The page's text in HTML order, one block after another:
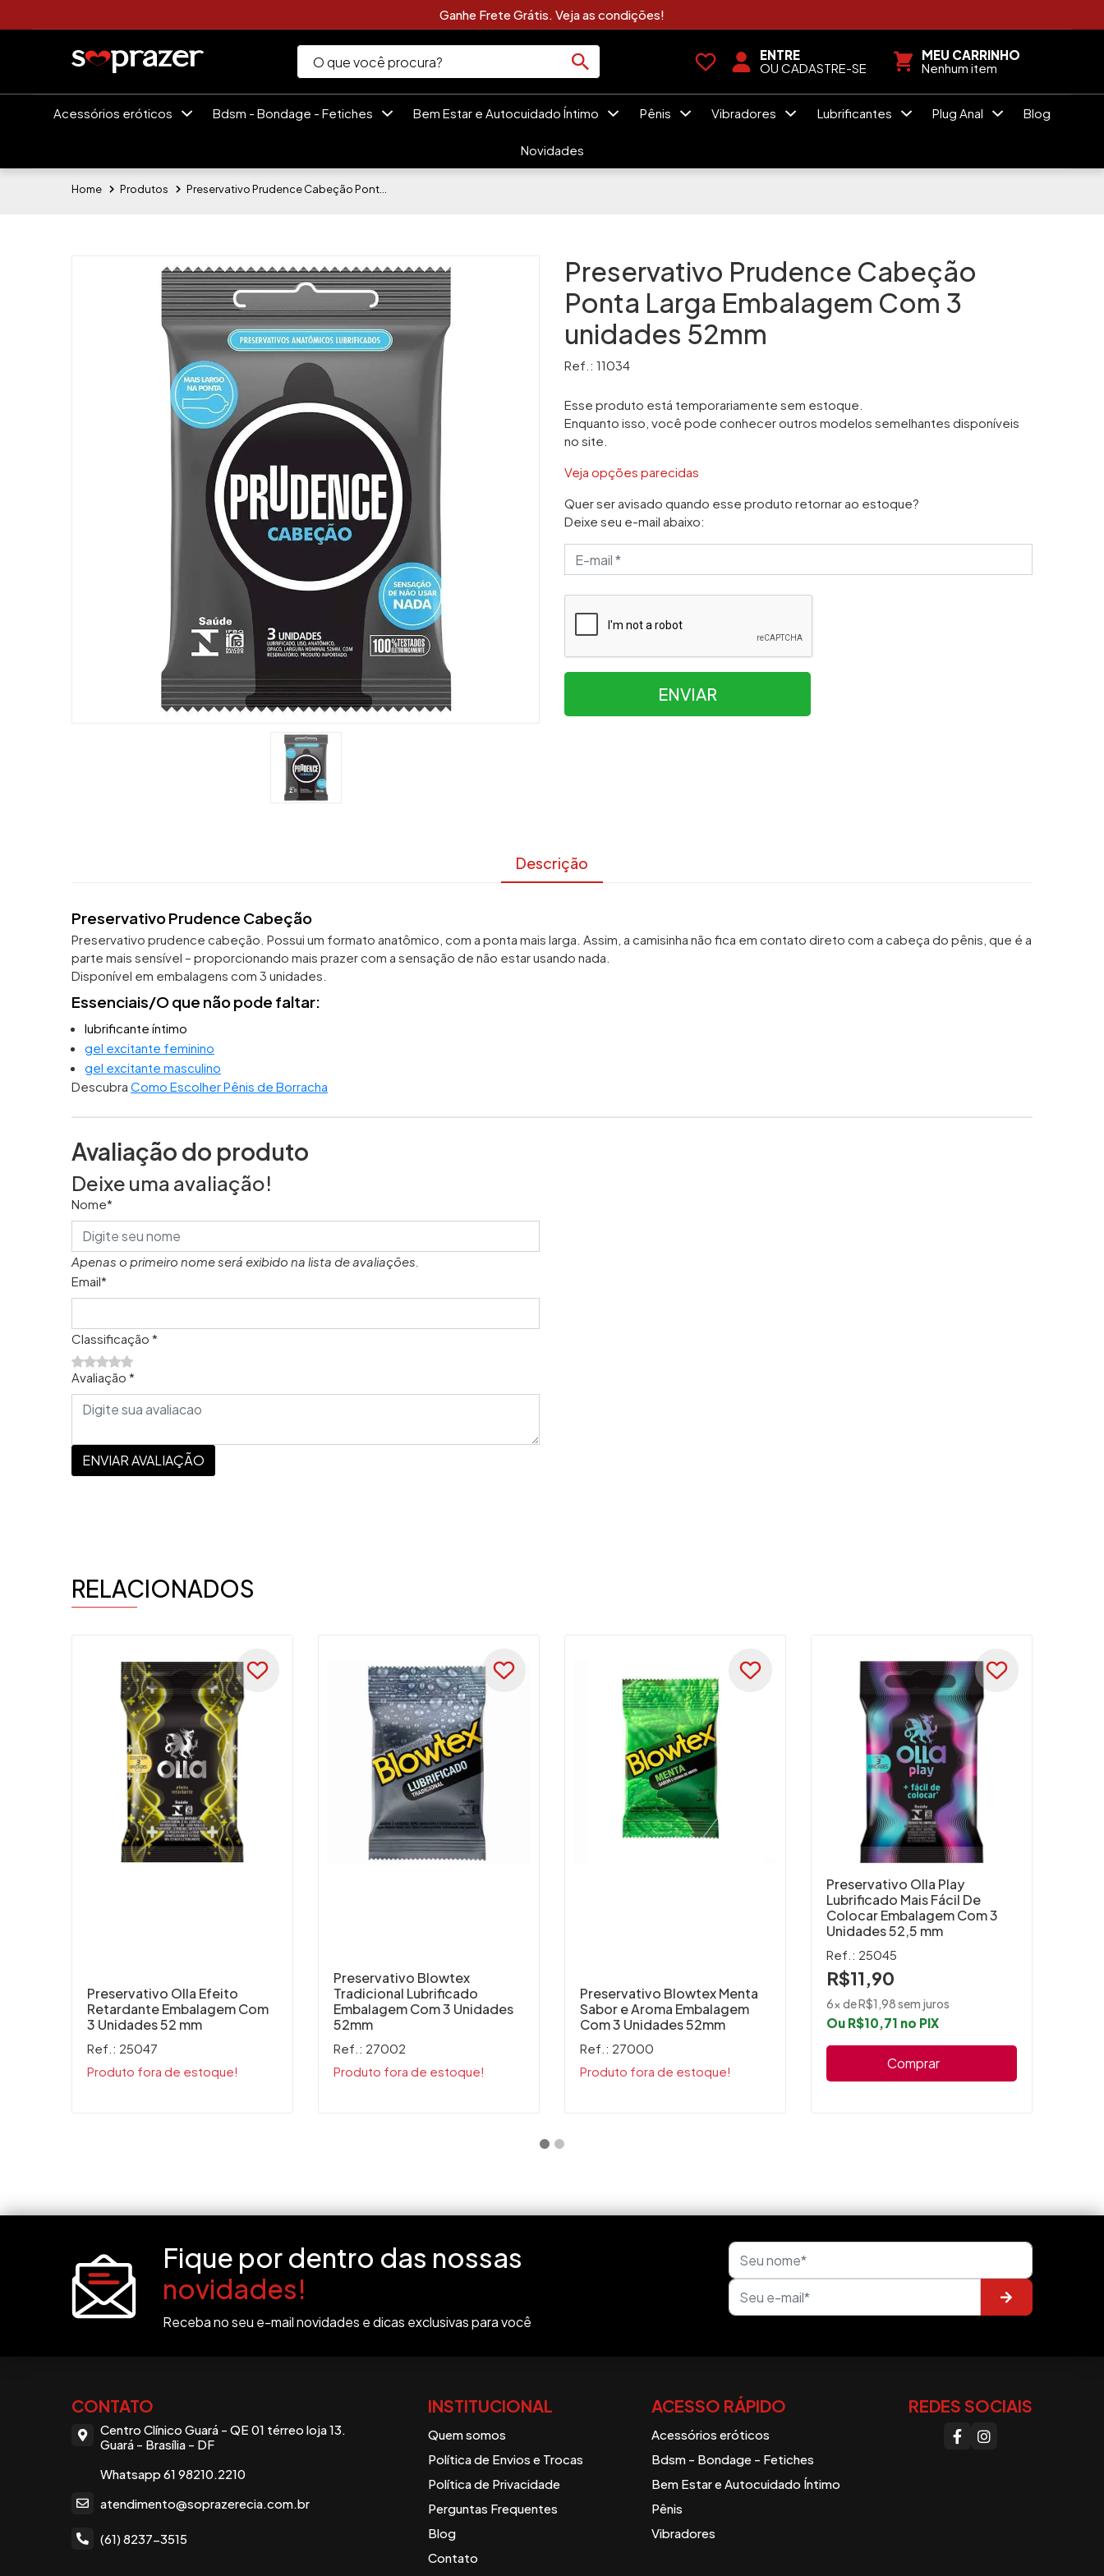
Clique Aqui e Veja As Novidades Sexshop
ENTRE
OU CADASTRE-SE
MEU CARRINHO
Nenhum item
Acessórios eróticos Bdsm - Bondage - Fetiches Bem Estar e Autocuidado Íntimo Pênis Vibradores Lubrificantes Plug Anal Blog
Novidades
Home Produtos
Preservativo Prudence Cabeção
Ponta Larga Embalagem Com 3
unidades 52mm
Ref.: 11034
Esse produto está temporariamente sem estoque.
Enquanto isso, você pode conhecer outros modelos semelhantes disponíveis
no site.
Veja opções parecidas
Quer ser avisado quando esse produto retornar ao estoque?
Deixe seu e-mail abaixo:
ENVIAR
Descrição
Preservativo Prudence Cabeção
Preservativo prudence cabeção. Possui um formato anatômico, com a ponta mais larga. Assim, a camisinha não fica em contato direto com a cabeça do pênis, que é a
parte mais sensível – proporcionando mais prazer com a sensação de não estar usando nada.
Disponível em embalagens com 3 unidades.
Essenciais/O que não pode faltar:
lubrificante íntimo
gel excitante feminino
gel excitante masculino
Descubra Como Escolher Pênis de Borracha
Avaliação do produto
Deixe uma avaliação!
Nome*
Apenas o primeiro nome será exibido na lista de avaliações.
Email*
Classificação *
Avaliação *
ENVIAR AVALIAÇÃO
RELACIONADOS
Preservativo Olla Efeito
Retardante Embalagem Com
3 Unidades 52 mm
Ref.: 25047
Produto fora de estoque!
Preservativo Blowtex
Tradicional Lubrificado
Embalagem Com 3 Unidades
52mm
Ref.: 27002
Produto fora de estoque!
Preservativo Blowtex Menta
Sabor e Aroma Embalagem
Com 3 Unidades 52mm
Ref.: 27000
Produto fora de estoque!
Preservativo Olla Play
Lubrificado Mais Fácil De
Colocar Embalagem Com 3
Unidades 52,5 mm
Ref.: 25045
R$11,90
6x de R$1,98 sem juros
Ou R$10,71 no PIX
Comprar
Fique por dentro das nossas
novidades!
Receba no seu e-mail novidades e dicas exclusivas para você
CONTATO
Centro Clínico Guará - QE 01 térreo loja 13.
Guará - Brasília - DF
Whatsapp 61 98210.2210
atendimento@soprazerecia.com.br
(61) 8237-3515
INSTITUCIONAL
Quem somos
Política de Envios e Trocas
Política de Privacidade
Perguntas Frequentes
Blog
Contato
ACESSO RÁPIDO
Acessórios eróticos
Bdsm - Bondage - Fetiches
Bem Estar e Autocuidado Íntimo
Pênis
Vibradores
REDES SOCIAIS